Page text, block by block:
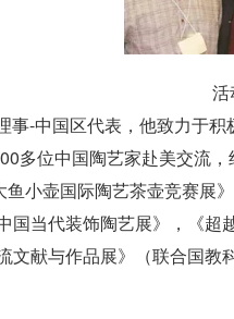
活
事-中国区代表，他致力于
多位中国陶艺家赴美交流
鱼小壶国际陶艺茶壶竞赛展
国当代装饰陶艺展》，《
文献与作品展》（联合国